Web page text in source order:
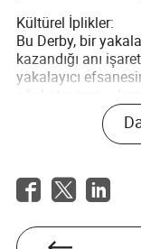
Kültürel İplikler:
Bu Derby, bir
kazandığı anı
yakalayıcı
20'li yaşlarının
ekleyin—bu etkinlik
Dramatik